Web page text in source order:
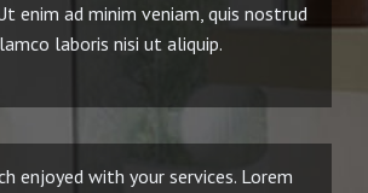
enim ad minim veniam, quis nostrud
laboris nisi ut aliquip.
enjoyed with your services. Lorem